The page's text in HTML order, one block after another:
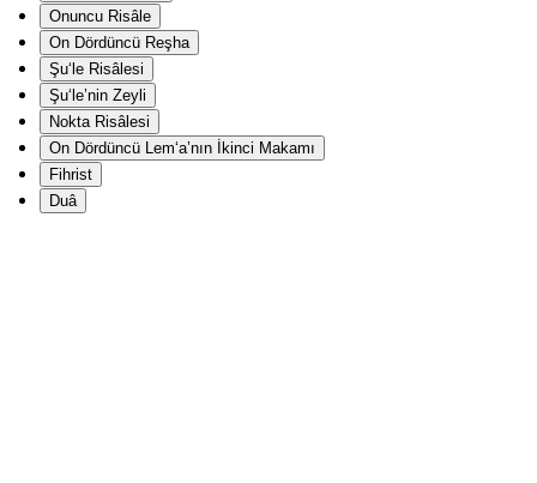
Onuncu Risâle
On Dördüncü Reşha
Şu‘le Risâlesi
Şu‘le’nin Zeyli
Nokta Risâlesi
On Dördüncü Lem‘a’nın İkinci Makamı
Fihrist
Duâ